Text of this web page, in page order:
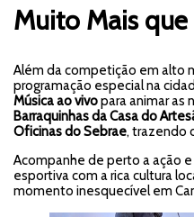
Muito Mais que
Além da competição em alto
programação especial na
Música ao vivopara animar as
Barraquinhas da Casa do
Oficinas do Sebrae, trazendo
Acompanhe de perto a ação
esportiva com a rica cultura
momento inesquecível em